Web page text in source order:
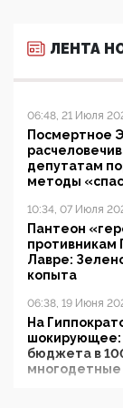
ЛЕНТА
06:48, 21 Июля
Посмертное
депутатам
методы
10:34, 07 Июля
Пантеон
противникам
Лавре:
копыта
06:38, 19 Июня
На
шокирующее:
бюджета в
многодетные